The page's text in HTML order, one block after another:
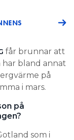
får brunnar att
har bland annat
på
i mars.
på
som i